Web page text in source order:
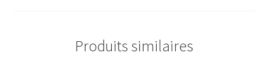
Produits similaires